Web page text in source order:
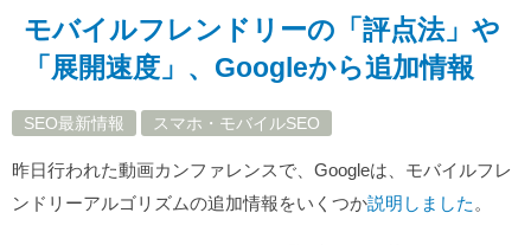
SEO Packサイト
モバイルフレンドリーの「評点法」や
「展開速度」、Googleから追加情報
SEO最新情報 スマホ・モバイルSEO
昨日行われた動画カンファレンスで、Googleは、モバイルフレ
ンドリーアルゴリズムの追加情報をいくつか説明しました 。